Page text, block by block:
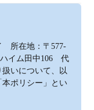
所在地：〒577-
イム田中106　代
いについて、以
ポリシー」とい